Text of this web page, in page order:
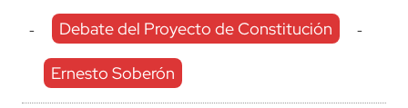
- Debate del Proyecto de Constitución -
Ernesto Soberón